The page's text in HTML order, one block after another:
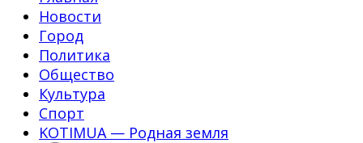
Новости
Город
Политика
Общество
Культура
Спорт
KOTIMUA — Родная земля